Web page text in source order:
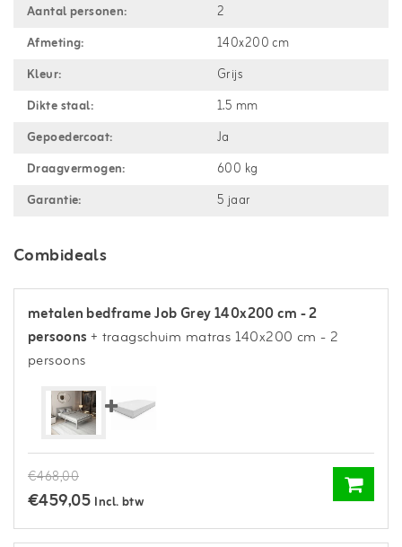
Aantal personen:
2
Afmeting:
140x200 cm
Kleur:
Grijs
Dikte staal:
1.5 mm
Gepoedercoat:
Ja
Draagvermogen:
600 kg
Garantie:
5 jaar
Combideals
metalen bedframe Job Grey 140x200 cm - 2
persoons+ traagschuim matras 140x200 cm - 2
persoons
€468,00
€459,05 Incl. btw